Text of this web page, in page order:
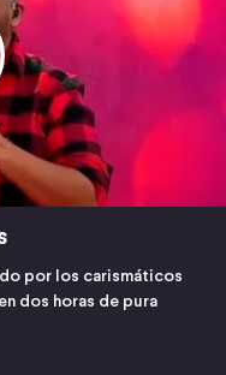
por los carismáticos
dos horas de pura